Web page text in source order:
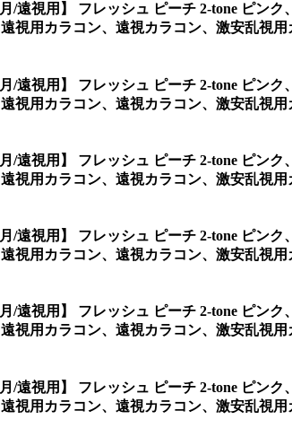
月/遠視用】 フレッシュ ピーチ 2-tone ピン
視用カラコン、遠視カラコン、激安乱視
月/遠視用】 フレッシュ ピーチ 2-tone ピン
視用カラコン、遠視カラコン、激安乱視
月/遠視用】 フレッシュ ピーチ 2-tone ピン
視用カラコン、遠視カラコン、激安乱視
月/遠視用】 フレッシュ ピーチ 2-tone ピン
視用カラコン、遠視カラコン、激安乱視
月/遠視用】 フレッシュ ピーチ 2-tone ピン
視用カラコン、遠視カラコン、激安乱視
月/遠視用】 フレッシュ ピーチ 2-tone ピン
視用カラコン、遠視カラコン、激安乱視